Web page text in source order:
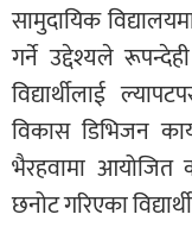
सामुदायिक
गर्ने उद्देश्यले
विद्यार्थीलाई
विकास डिभिजन
भैरहवामा आयोजित
छनोट गरिएका